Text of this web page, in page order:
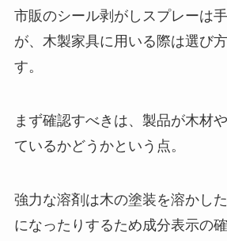
市販のシール剥がしスプレーは
が、木製家具に用いる際は選び
す。
まず確認すべきは、製品が木材
ているかどうかという点。
強力な溶剤は木の塗装を溶かし
になったりするため成分表示の